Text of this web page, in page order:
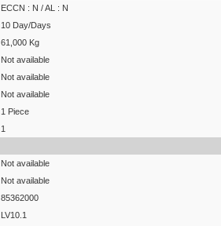
ECCN : N / AL : N
10 Day/Days
61,000 Kg
Not available
Not available
Not available
1 Piece
1
Not available
Not available
85362000
LV10.1